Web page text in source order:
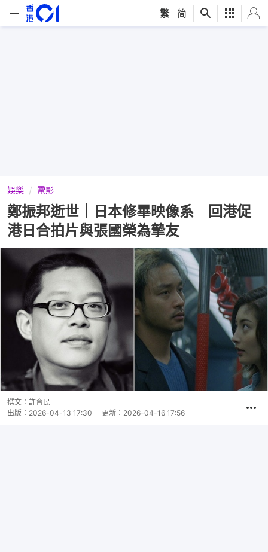
繁 简
娛樂 電影
鄭振邦逝世｜日本修畢映像系 回港促
港日合拍片與張國榮為摯友
撰文： 許育民
出版： 2026-04-13 17:30 更新： 2026-04-16 17:56